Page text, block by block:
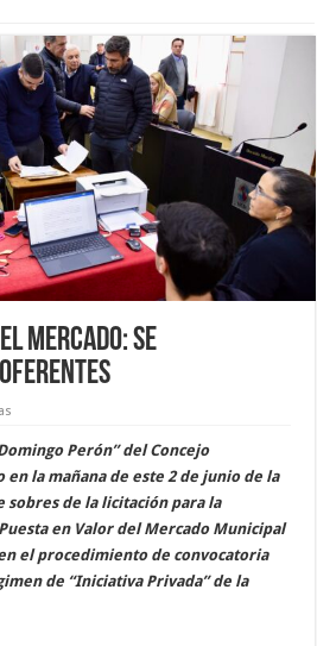
Mercado: se
Perón” del Concejo
la mañana de este 2 de junio de la
de la licitación para la
en Valor del Mercado Municipal
el procedimiento de convocatoria
de “Iniciativa Privada” de la